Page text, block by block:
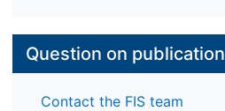
Question on publication
Contact the FIS team